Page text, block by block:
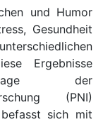
und Humor
Gesundheit
Ergebnisse
der
(PNI)
sich mit